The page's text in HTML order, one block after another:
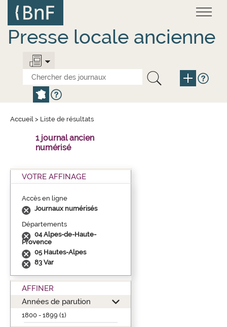
contenu
principal
Presse locale ancienne
Accueil > Liste de résultats
1 journal ancien
numérisé
VOTRE AFFINAGE
Accès en ligne
Journaux numérisés
Départements
04 Alpes-de-Haute-
Provence
05 Hautes-Alpes
83 Var
AFFINER
Années de parution
1800 - 1899 (1)
Panneau de gestion des cookies